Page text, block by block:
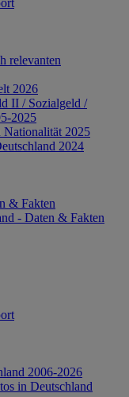
relevanten
2026
II / Sozialgeld /
2025
Nationalität 2025
2024
& Fakten
- Daten & Fakten
2006-2026
in Deutschland